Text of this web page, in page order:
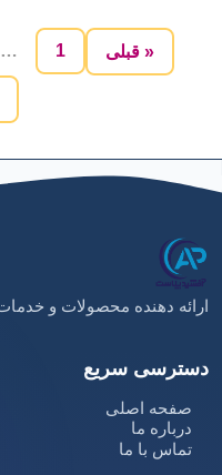
« قبلی 1
…
ارائه دهنده محصولات و خدمات
دسترسی سریع
صفحه اصلی
درباره ما
تماس با ما